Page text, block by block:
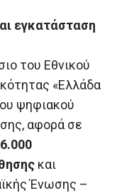
εγκατάσταση
του Εθνικού
«Ελλάδα
ψηφιακού
αφορά σε
και
Ένωσης –